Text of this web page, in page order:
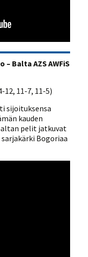
– Balta AZS AWFiS
12, 11-7, 11-5)
sijoituksensa
kauden
pelit jatkuvat
Bogoriaa